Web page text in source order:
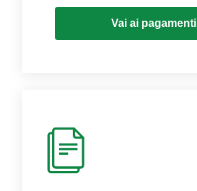
Vai ai pagamenti